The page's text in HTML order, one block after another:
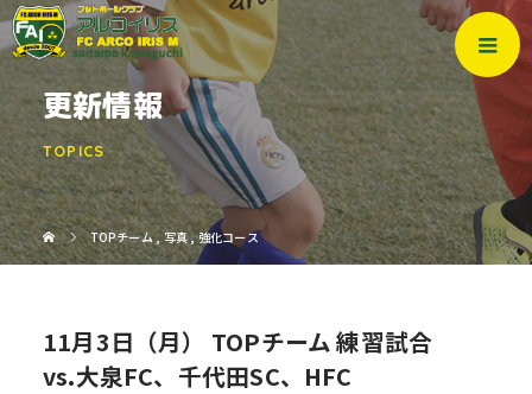
更新情報
TOPICS
TOPチーム ,写真,強化コース
11月3日（月） TOPチーム 練習試合
vs.大泉FC、千代田SC、HFC